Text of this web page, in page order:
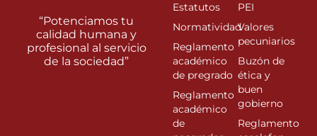
“Potenciamos tu
calidad humana y
profesional al servicio
de la sociedad”
Estatutos
Normatividad
Reglamento
académico
de pregrado
Reglamento
académico
de
PEI
Valores
pecuniarios
Buzón de
ética y
buen
gobierno
Reglamento